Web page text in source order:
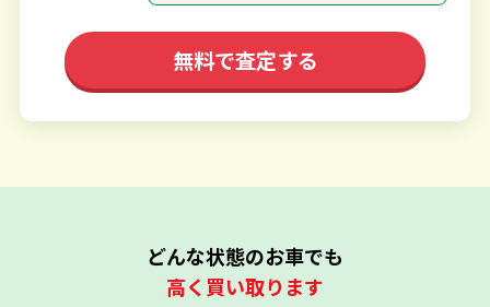
無料で査定する
どんな状態のお車でも
高く買い取ります